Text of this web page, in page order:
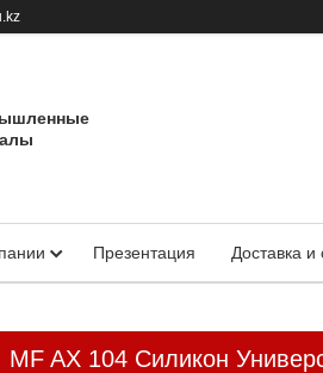
Презентация Доставка и
MF AX 104 Силикон